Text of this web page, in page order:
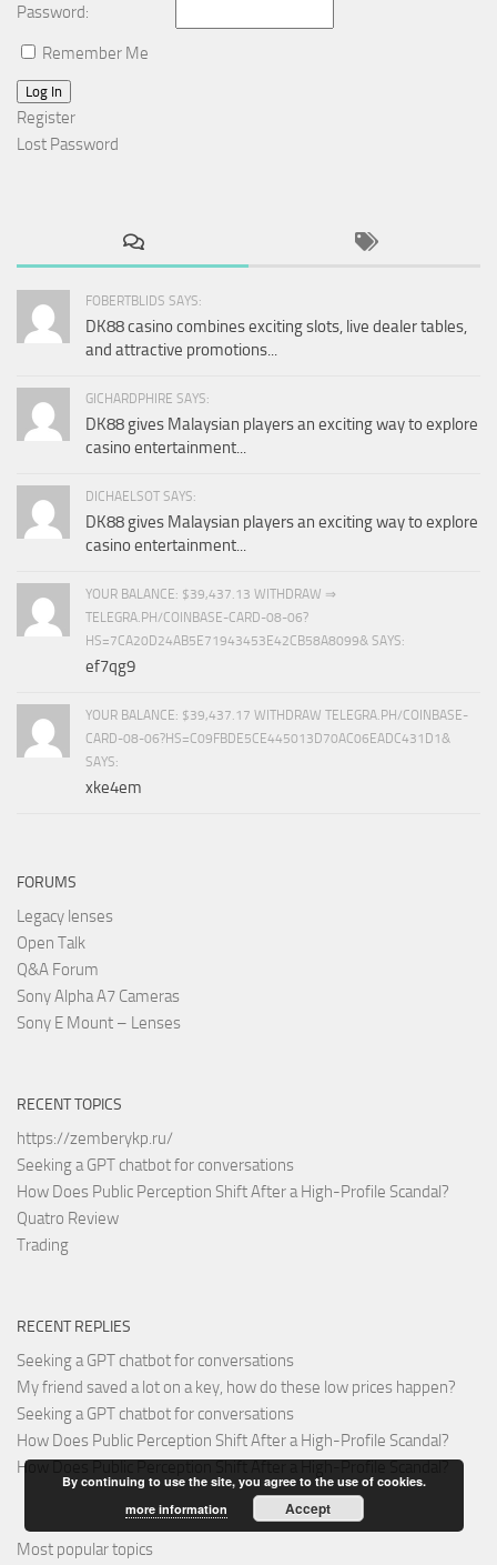
Password:
Remember Me
Log In
Register
Lost Password
FOBERTBLIDS SAYS:
DK88 casino combines exciting slots, live dealer tables,
and attractive promotions...
GICHARDPHIRE SAYS:
DK88 gives Malaysian players an exciting way to explore
casino entertainment...
DICHAELSOT SAYS:
DK88 gives Malaysian players an exciting way to explore
casino entertainment...
YOUR BALANCE: $39,437.13 WITHDRAW ⇒
TELEGRA.PH/COINBASE-CARD-08-06?
HS=7CA20D24AB5E71943453E42CB58A8099& SAYS:
ef7qg9
YOUR BALANCE: $39,437.17 WITHDRAW TELEGRA.PH/COINBASE-
CARD-08-06?HS=C09FBDE5CE445013D70AC06EADC431D1&
SAYS:
xke4em
FORUMS
Legacy lenses
Open Talk
Q&A Forum
Sony Alpha A7 Cameras
Sony E Mount – Lenses
RECENT TOPICS
https://zemberykp.ru/
Seeking a GPT chatbot for conversations
How Does Public Perception Shift After a High-Profile Scandal?
Quatro Review
Trading
RECENT REPLIES
Seeking a GPT chatbot for conversations
My friend saved a lot on a key, how do these low prices happen?
Seeking a GPT chatbot for conversations
How Does Public Perception Shift After a High-Profile Scandal?
How Does Public Perception Shift After a High-Profile Scandal?
Most popular topics
By continuing to use the site, you agree to the use of cookies.
more information
Accept